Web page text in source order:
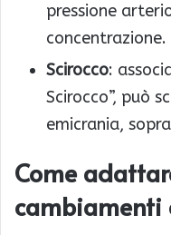
pressione
concentrazione.
Scirocco:
Scirocco”, può
emicrania,
Come
cambiamenti